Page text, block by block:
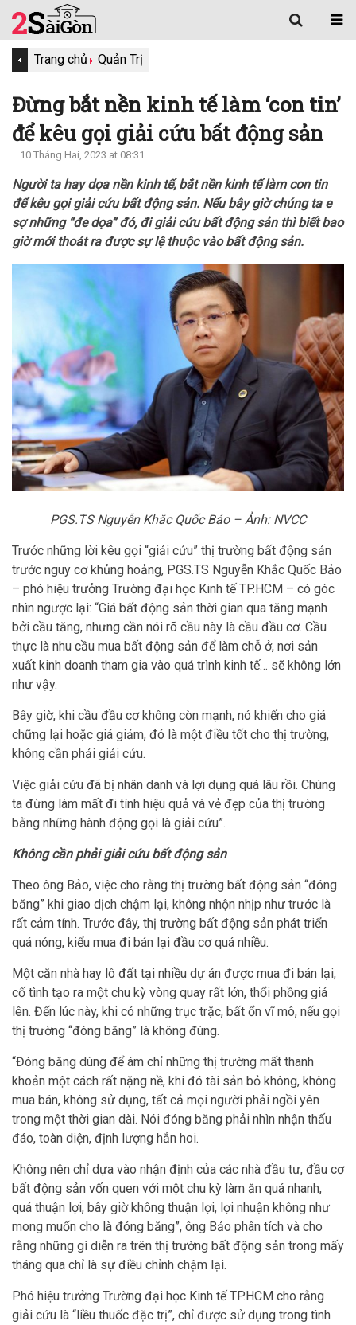
Trang chủ Quản Trị
Đừng bắt nền kinh tế làm ‘con tin’
để kêu gọi giải cứu bất động sản
10 Tháng Hai, 2023 at 08:31
Người ta hay dọa nền kinh tế, bắt nền kinh tế làm con tin
để kêu gọi giải cứu bất động sản. Nếu bây giờ chúng ta e
sợ những “đe dọa” đó, đi giải cứu bất động sản thì biết bao
giờ mới thoát ra được sự lệ thuộc vào bất động sản.
PGS.TS Nguyễn Khắc Quốc Bảo – Ảnh: NVCC
Trước những lời kêu gọi “giải cứu” thị trường bất động sản
trước nguy cơ khủng hoảng, PGS.TS Nguyễn Khắc Quốc Bảo
– phó hiệu trưởng Trường đại học Kinh tế TP.HCM – có góc
nhìn ngược lại: “Giá bất động sản thời gian qua tăng mạnh
bởi cầu tăng, nhưng cần nói rõ cầu này là cầu đầu cơ. Cầu
thực là nhu cầu mua bất động sản để làm chỗ ở, nơi sản
xuất kinh doanh tham gia vào quá trình kinh tế… sẽ không lớn
như vậy.
Bây giờ, khi cầu đầu cơ không còn mạnh, nó khiến cho giá
chững lại hoặc giá giảm, đó là một điều tốt cho thị trường,
không cần phải giải cứu.
Việc giải cứu đã bị nhân danh và lợi dụng quá lâu rồi. Chúng
ta đừng làm mất đi tính hiệu quả và vẻ đẹp của thị trường
bằng những hành động gọi là giải cứu”.
Không cần phải giải cứu bất động sản
Theo ông Bảo, việc cho rằng thị trường bất động sản “đóng
băng” khi giao dịch chậm lại, không nhộn nhịp như trước là
rất cảm tính. Trước đây, thị trường bất động sản phát triển
quá nóng, kiểu mua đi bán lại đầu cơ quá nhiều.
Một căn nhà hay lô đất tại nhiều dự án được mua đi bán lại,
cố tình tạo ra một chu kỳ vòng quay rất lớn, thổi phồng giá
lên. Đến lúc này, khi có những trục trặc, bất ổn vĩ mô, nếu gọi
thị trường “đóng băng” là không đúng.
“Đóng băng dùng để ám chỉ những thị trường mất thanh
khoản một cách rất nặng nề, khi đó tài sản bỏ không, không
mua bán, không sử dụng, tất cả mọi người phải ngồi yên
trong một thời gian dài. Nói đóng băng phải nhìn nhận thấu
đáo, toàn diện, định lượng hẳn hoi.
Không nên chỉ dựa vào nhận định của các nhà đầu tư, đầu cơ
bất động sản vốn quen với một chu kỳ làm ăn quá nhanh,
quá thuận lợi, bây giờ không thuận lợi, lợi nhuận không như
mong muốn cho là đóng băng”, ông Bảo phân tích và cho
rằng những gì diễn ra trên thị trường bất động sản trong mấy
tháng qua chỉ là sự điều chỉnh chậm lại.
Phó hiệu trưởng Trường đại học Kinh tế TP.HCM cho rằng
giải cứu là “liều thuốc đặc trị”, chỉ được sử dụng trong tình